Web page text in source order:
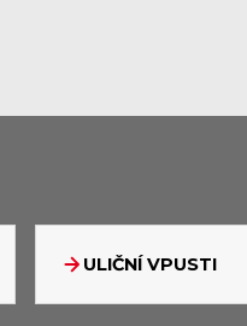
ULIČNÍ VPUSTI